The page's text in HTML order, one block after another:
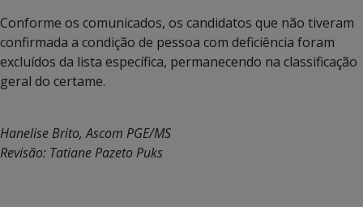
Conforme os comunicados, os candidatos que não tiveram
confirmada a condição de pessoa com deficiência foram
excluídos da lista específica, permanecendo na classificação
geral do certame.
Hanelise Brito, Ascom PGE/MS
Revisão: Tatiane Pazeto Puks